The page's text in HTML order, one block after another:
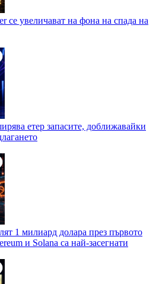
се увеличават на фона на спада на
етер запасите, доближавайки
1 милиард долара през първото
и Solana са най-засегнати